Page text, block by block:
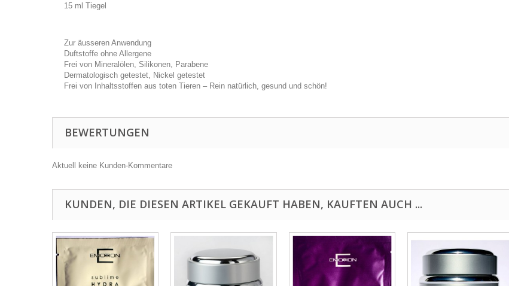
15 ml Tiegel
Zur äusseren Anwendung
Duftstoffe ohne Allergene
Frei von Mineralölen, Silikonen, Parabene
Dermatologisch getestet, Nickel getestet
Frei von Inhaltsstoffen aus toten Tieren – Rein natürlich, gesund und schön!
BEWERTUNGEN
Aktuell keine Kunden-Kommentare
KUNDEN, DIE DIESEN ARTIKEL GEKAUFT HABEN, KAUFTEN AUCH ...